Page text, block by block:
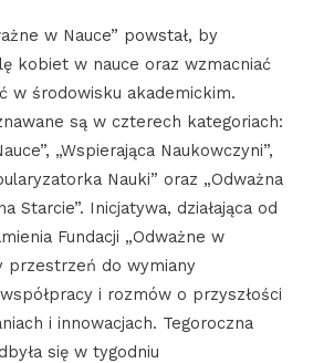
w Nauce” powstał, by
kobiet w nauce oraz wzmacniać
w środowisku akademickim.
są w czterech kategoriach:
„Wspierająca Naukowczyni”,
Nauki” oraz „Odważna
Starcie”. Inicjatywa, działająca od
Fundacji „Odważne w
przestrzeń do wymiany
i rozmów o przyszłości
i innowacjach. Tegoroczna
się w tygodniu